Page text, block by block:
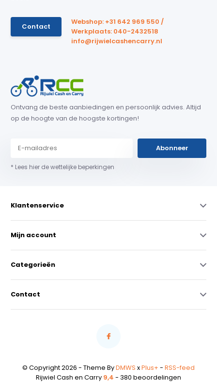
Contact
Webshop: +31 642 969 550 /
Werkplaats: 040-2432518
info@rijwielcashencarry.nl
Ontvang de beste aanbiedingen en persoonlijk advies. Altijd
op de hoogte van de hoogste kortingen!
Abonneer
* Lees hier de wettelijke beperkingen
Klantenservice
Mijn account
Categorieën
Contact
© Copyright 2026 - Theme ByDMWS xPlus+ - RSS-feed
Rijwiel Cash en Carry 9,4 - 380 beoordelingen